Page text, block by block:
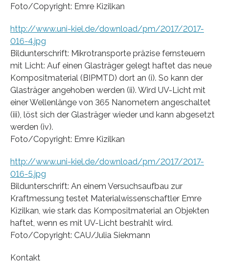
Foto/Copyright: Emre Kizilkan
http://www.uni-kiel.de/download/pm/2017/2017-
016-4.jpg
Bildunterschrift: Mikrotransporte präzise fernsteuern
mit Licht: Auf einen Glasträger gelegt haftet das neue
Kompositmaterial (BIPMTD) dort an (i). So kann der
Glasträger angehoben werden (ii). Wird UV-Licht mit
einer Wellenlänge von 365 Nanometern angeschaltet
(iii), löst sich der Glasträger wieder und kann abgesetzt
werden (iv).
Foto/Copyright: Emre Kizilkan
http://www.uni-kiel.de/download/pm/2017/2017-
016-5.jpg
Bildunterschrift: An einem Versuchsaufbau zur
Kraftmessung testet Materialwissenschaftler Emre
Kizilkan, wie stark das Kompositmaterial an Objekten
haftet, wenn es mit UV-Licht bestrahlt wird.
Foto/Copyright: CAU/Julia Siekmann
Kontakt